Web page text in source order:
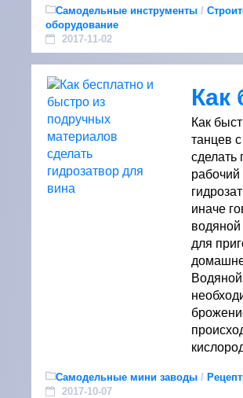
Самодельные инструменты /
оборудование
2017-11-02
Как
танцев
сделать
рабочий
иначе
водяной
для
Самодельные мини заводы /
2017-10-07